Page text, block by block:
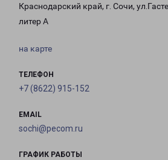
Краснодарский край, г. Сочи,
литер А
на карте
ТЕЛЕФОН
+7 (8622) 915-152
EMAIL
sochi@pecom.ru
ГРАФИК РАБОТЫ